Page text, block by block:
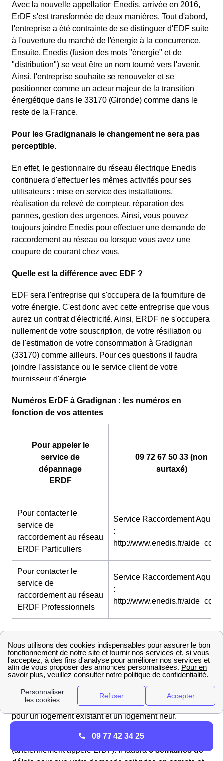
Avec la nouvelle appellation Enedis, arrivée en 2016,
ErDF s'est transformée de deux manières. Tout d'abord,
l'entreprise a été contrainte de se distinguer d'EDF suite
à l'ouverture du marché de l'énergie à la concurrence.
Ensuite, Enedis (fusion des mots "énergie" et de
"distribution") se veut être un nom tourné vers l'avenir.
Ainsi, l'entreprise souhaite se renouveler et se
positionner comme un acteur majeur de la transition
énergétique dans le 33170 (Gironde) comme dans le
reste de la France.
Pour les Gradignanais le changement ne sera pas
perceptible.
En effet, le gestionnaire du réseau électrique Enedis
continuera d'effectuer les mêmes activités pour ses
utilisateurs : mise en service des installations,
réalisation du relevé de compteur, réparation des
pannes, gestion des urgences. Ainsi, vous pouvez
toujours joindre Enedis pour effectuer une demande de
raccordement au réseau ou lorsque vous avez une
coupure de courant chez vous.
Quelle est la différence avec EDF ?
EDF sera l'entreprise qui s'occupera de la fourniture de
votre énergie. C'est donc avec cette entreprise que vous
aurez un contrat d'électricité. Ainsi, ERDF ne s'occupera
nullement de votre souscription, de votre résiliation ou
de l'estimation de votre consommation à Gradignan
(33170) comme ailleurs. Pour ces questions il faudra
joindre l'assistance ou le service client de votre
fournisseur d'énergie.
Numéros ErDF à Gradignan : les numéros en
fonction de vos attentes
Pour appeler le
service de
dépannage
ERDF
09 72 67 50 33 (non
surtaxé)
Pour contacter le
service de
raccordement au réseau
ERDF Particuliers
Service Raccordement
:
http://www.enedis.fr/
Pour contacter le
service de
raccordement au réseau
ERDF Professionnels
Service Raccordement
:
http://www.enedis.fr/
Raccorder sa nouvelle maison à Gradignan avec
ErDF
Vous construisez votre maison de rêve et naturellement
vous voulez profiter de l'électricité au plus vite. Les
démarches de raccordement au réseau sont les mêmes
pour un logement existant et un logement neuf.
Ces démarches peuvent s'effectuent par Enedis
(anciennement appelé ErDF). Il faudra6 semaines de
09 77 42 34 25